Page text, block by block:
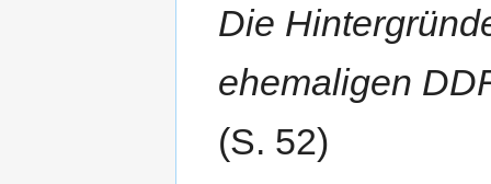
Die
ehemaligen
(S. 52)